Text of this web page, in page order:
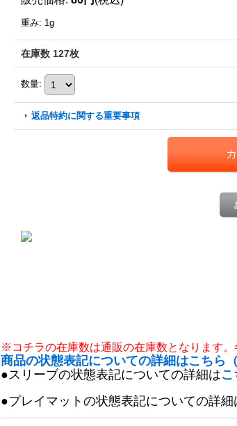
重み: 1g
在庫数 127枚
数量:
返品特約に関する重要事項
※コチラの在庫数は通販の在庫数となります。
商品の状態表記についての詳細はこちら
●スリーブの状態表記についての詳細はこ
●プレイマットの状態表記についての詳細